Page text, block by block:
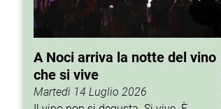
A Noci arriva la notte del vino
che si vive
Martedì 14 Luglio 2026